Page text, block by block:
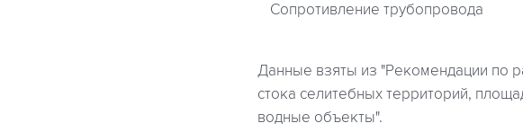
Сопротивление трубопровода
Данные взяты из "Рекомендации по
стока селитебных территорий,
водные объекты".